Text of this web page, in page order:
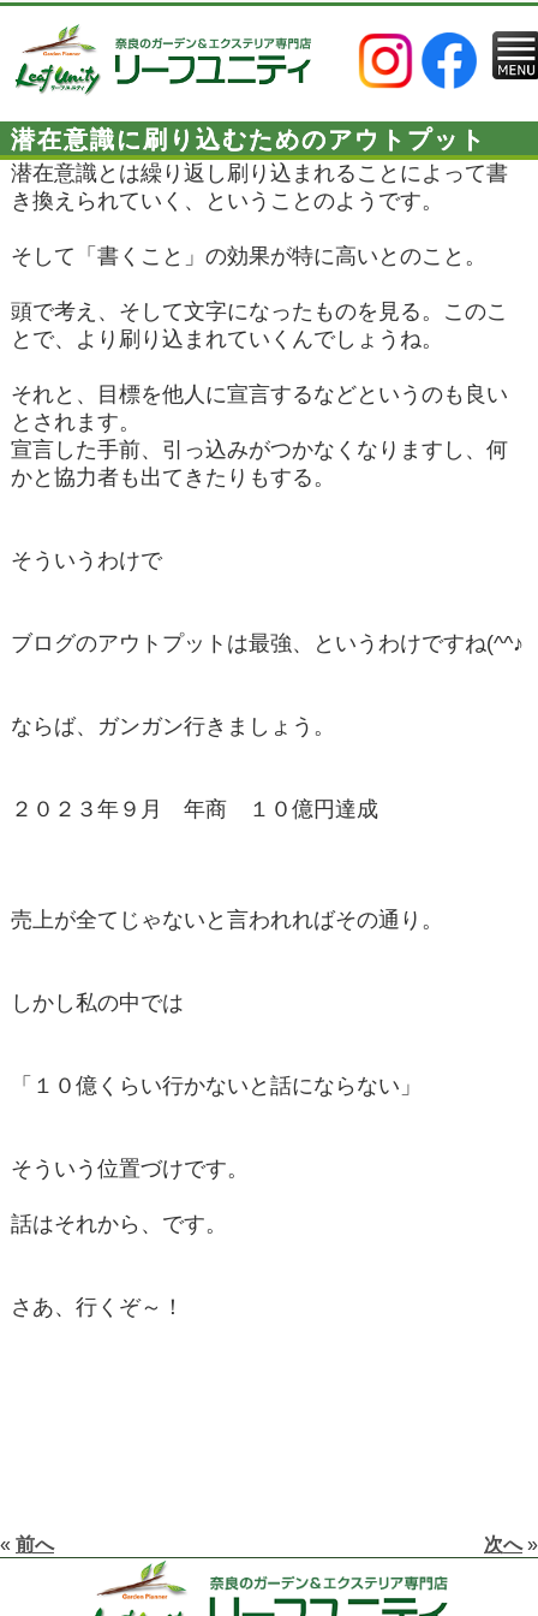
潜在意識に刷り込むためのアウトプット
潜在意識とは繰り返し刷り込まれることによって書
き換えられていく、ということのようです。
そして「書くこと」の効果が特に高いとのこと。
頭で考え、そして文字になったものを見る。このこ
とで、より刷り込まれていくんでしょうね。
それと、目標を他人に宣言するなどというのも良い
とされます。
宣言した手前、引っ込みがつかなくなりますし、何
かと協力者も出てきたりもする。
そういうわけで
ブログのアウトプットは最強、というわけですね(^^♪
ならば、ガンガン行きましょう。
２０２３年９月 年商 １０億円達成
売上が全てじゃないと言われればその通り。
しかし私の中では
「１０億くらい行かないと話にならない」
そういう位置づけです。
話はそれから、です。
さあ、行くぞ～！
« 前へ 次へ»